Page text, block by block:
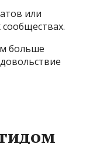
или
больше